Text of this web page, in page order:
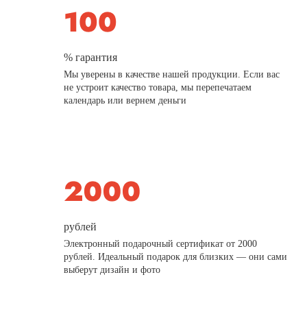
% гарантия
Мы уверены в качестве нашей продукции. Если вас
не устроит качество товара, мы перепечатаем
календарь или вернем деньги
рублей
Электронный подарочный сертификат от 2000
рублей. Идеальный подарок для близких — они сами
выберут дизайн и фото